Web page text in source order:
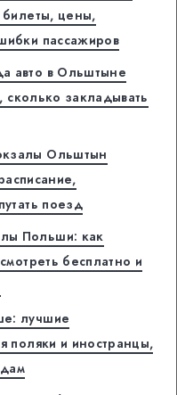
цены,
пассажиров
авто в Ольштыне
закладывать
Ольштын
поезд
Польши: как
бесплатно и
лучшие
поляки и иностранцы,